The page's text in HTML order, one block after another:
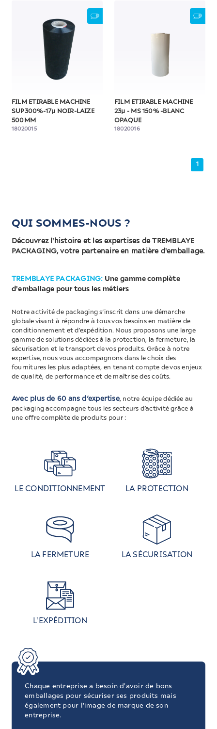
FILM ETIRABLE MACHINE
SUP300%-17µ NOIR-LAIZE
500MM
18020015
FILM ETIRABLE MACHINE
23µ - MS 150% -BLANC
OPAQUE
18020016
1
QUI SOMMES-NOUS ?
Découvrez l'histoire et les expertises de TREMBLAYE
PACKAGING, votre partenaire en matière d'emballage.
TREMBLAYE PACKAGING: Une gamme complète
d'emballage pour tous les métiers
Notre activité de packaging s’inscrit dans une démarche
globale visant à répondre à tous vos besoins en matière de
conditionnement et d’expédition. Nous proposons une large
gamme de solutions dédiées à la protection, la fermeture, la
sécurisation et le transport de vos produits. Grâce à notre
expertise, nous vous accompagnons dans le choix des
fournitures les plus adaptées, en tenant compte de vos enjeux
de qualité, de performance et de maîtrise des coûts.
Avec plus de 60 ans d’expertise, notre équipe dédiée au
packaging accompagne tous les secteurs d’activité grâce à
une offre complète de produits pour :
LE CONDITIONNEMENT LA PROTECTION
LA FERMETURE LA SÉCURISATION
L'EXPÉDITION
Chaque entreprise a besoin d'avoir de bons
emballages pour sécuriser ses produits mais
également pour l'image de marque de son
entreprise.